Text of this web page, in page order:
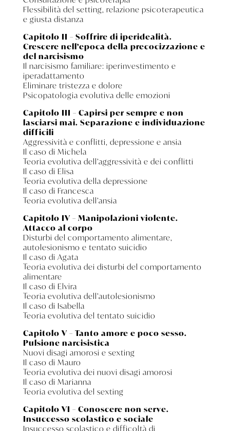
Flessibilità del setting, relazione psicoterapeutica
e giusta distanza
Capitolo II – Soffrire di iperidealità.
Crescere nell’epoca della precocizzazione e
del narcisismo
Il narcisismo familiare: iperinvestimento e
iperadattamento
Eliminare tristezza e dolore
Psicopatologia evolutiva delle emozioni
Capitolo III – Capirsi per sempre e non
lasciarsi mai. Separazione e individuazione
difficili
Aggressività e conflitti, depressione e ansia
Il caso di Michela
Teoria evolutiva dell’aggressività e dei conflitti
Il caso di Elisa
Teoria evolutiva della depressione
Il caso di Francesca
Teoria evolutiva dell’ansia
Capitolo IV – Manipolazioni violente.
Attacco al corpo
Disturbi del comportamento alimentare,
autolesionismo e tentato suicidio
Il caso di Agata
Teoria evolutiva dei disturbi del comportamento
alimentare
Il caso di Elvira
Teoria evolutiva dell’autolesionismo
Il caso di Isabella
Teoria evolutiva del tentato suicidio
Capitolo V – Tanto amore e poco sesso.
Pulsione narcisistica
Nuovi disagi amorosi e sexting
Il caso di Mauro
Teoria evolutiva dei nuovi disagi amorosi
Il caso di Marianna
Teoria evolutiva del sexting
Capitolo VI – Conoscere non serve.
Insuccesso scolastico e sociale
Insuccesso scolastico e difficoltà di